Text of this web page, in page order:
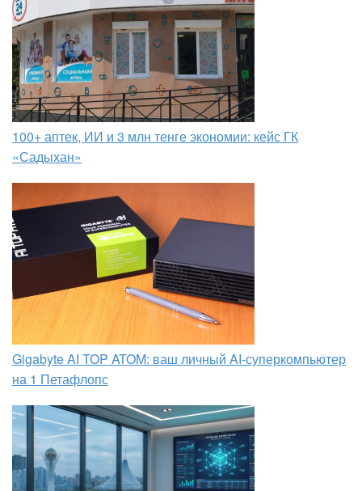
100+ аптек, ИИ и 3 млн тенге экономии: кейс ГК
«Садыхан»
Gigabyte AI TOP ATOM: ваш личный AI-суперкомпьютер
на 1 Петафлопс